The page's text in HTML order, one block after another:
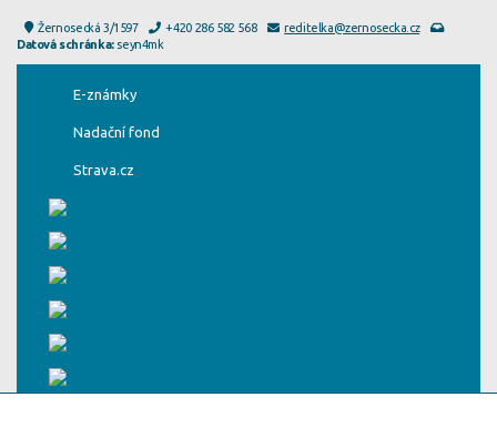
Žernosecká 3/1597 +420 286 582 568
reditelka@zernosecka.cz
Datová schránka:seyn4mk
E-známky
Nadační fond
Strava.cz